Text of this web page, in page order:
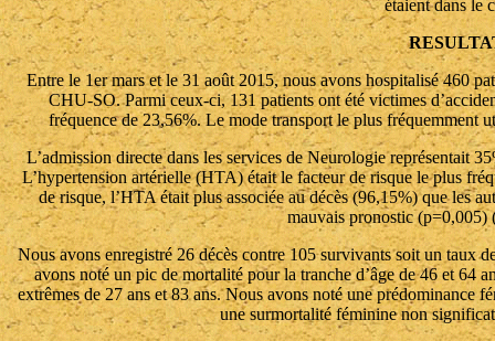
étaient dans le
Entre le 1er mars et le 31 août 2015, nous avons hospitalisé 460
CHU-SO. Parmi ceux-ci, 131 patients ont été victimes
fréquence de 23,56%. Le mode transport le plus fréquemment
L’admission directe dans les services de Neurologie représentait
L’hypertension artérielle (HTA) était le facteur de risque le plus
de risque, l’HTA était plus associée au décès (96,15%) que les
mauvais pronostic (p=0,005)
Nous avons enregistré 26 décès contre 105 survivants soit un taux
avons noté un pic de mortalité pour la tranche d’âge de 46 et 64
extrêmes de 27 ans et 83 ans. Nous avons noté une prédominance
une surmortalité féminine non